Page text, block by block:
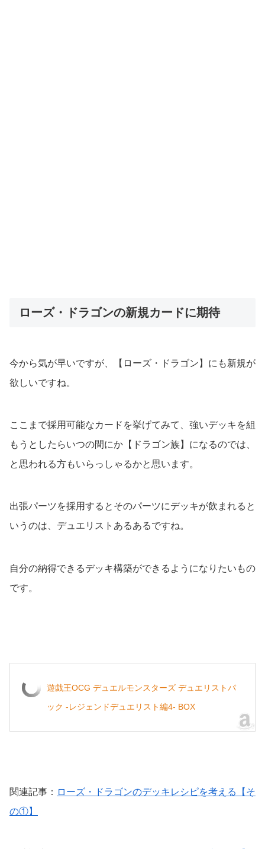
ローズ・ドラゴンの新規カードに期待
今から気が早いですが、【ローズ・ドラゴン】にも新規が
欲しいですね。
ここまで採用可能なカードを挙げてみて、強いデッキを組
もうとしたらいつの間にか【ドラゴン族】になるのでは、
と思われる方もいらっしゃるかと思います。
出張パーツを採用するとそのパーツにデッキが飲まれると
いうのは、デュエリストあるあるですね。
自分の納得できるデッキ構築ができるようになりたいもの
です。
遊戯王OCG デュエルモンスターズ デュエリストパ
ック -レジェンドデュエリスト編4- BOX
関連記事： ローズ・ドラゴンのデッキレシピを考える【そ
の①】